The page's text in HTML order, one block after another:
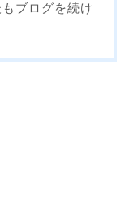
ブログを続け